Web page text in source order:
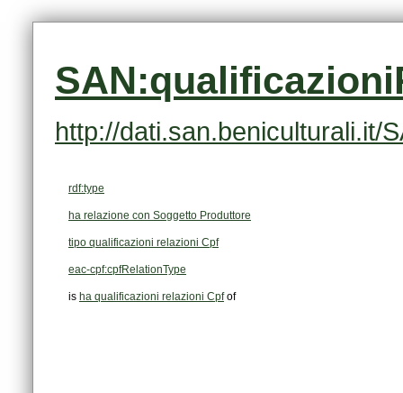
http://dati.san.beniculturali.it/
rdf:type
ha relazione con Soggetto Produttore
tipo qualificazioni relazioni Cpf
eac-cpf:cpfRelationType
is ha qualificazioni relazioni Cpfof